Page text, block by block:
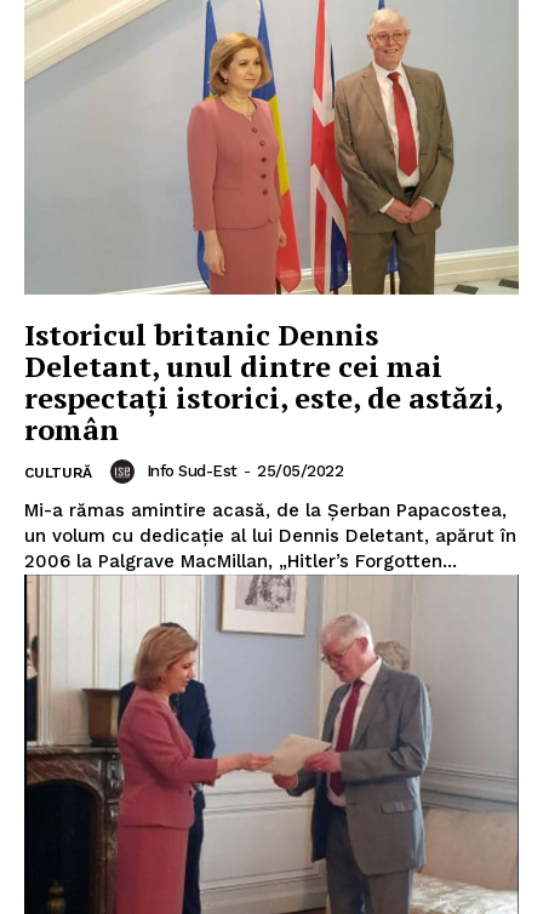
Istoricul britanic Dennis
Deletant, unul dintre cei mai
respectați istorici, este, de astăzi,
român
CULTURĂ Info Sud-Est - 25/05/2022
Mi-a rămas amintire acasă, de la Șerban Papacostea,
un volum cu dedicație al lui Dennis Deletant, apărut în
2006 la Palgrave MacMillan, „Hitler’s Forgotten...